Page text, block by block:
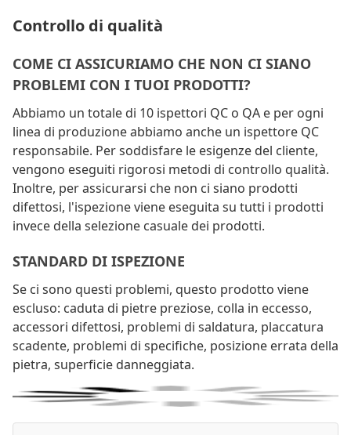
Controllo di qualità
COME CI ASSICURIAMO CHE NON CI SIANO
PROBLEMI CON I TUOI PRODOTTI?
Abbiamo un totale di 10 ispettori QC o QA e per ogni
linea di produzione abbiamo anche un ispettore QC
responsabile. Per soddisfare le esigenze del cliente,
vengono eseguiti rigorosi metodi di controllo qualità.
Inoltre, per assicurarsi che non ci siano prodotti
difettosi, l'ispezione viene eseguita su tutti i prodotti
invece della selezione casuale dei prodotti.
STANDARD DI ISPEZIONE
Se ci sono questi problemi, questo prodotto viene
escluso: caduta di pietre preziose, colla in eccesso,
accessori difettosi, problemi di saldatura, placcatura
scadente, problemi di specifiche, posizione errata della
pietra, superficie danneggiata.